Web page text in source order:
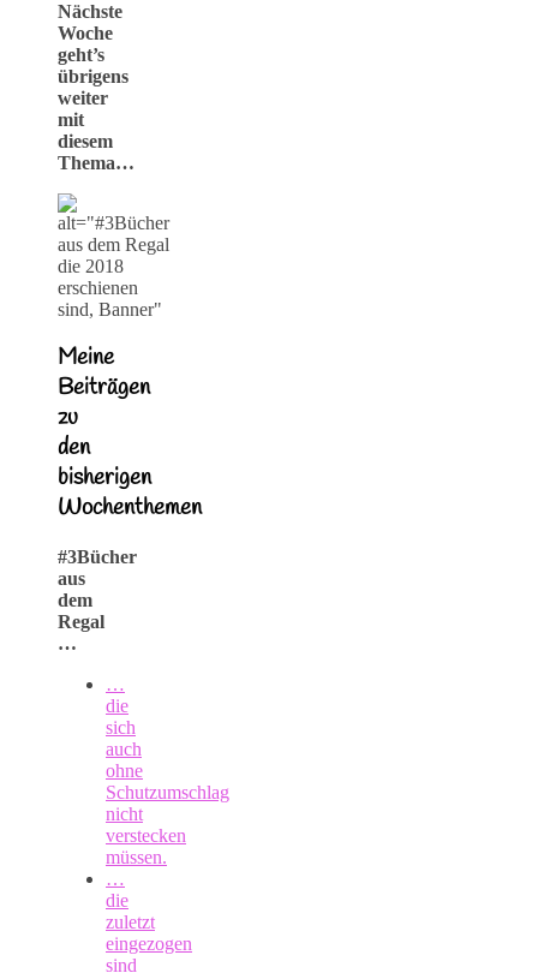
Nächste
Woche
geht’s
übrigens
weiter
mit
diesem
Thema…
Meine
Beiträgen
zu
den
bisherigen
Wochenthemen
#3Bücher
aus
dem
Regal
…
…
die
sich
auch
ohne
Schutzumschlag
nicht
verstecken
müssen.
…
die
zuletzt
eingezogen
sind